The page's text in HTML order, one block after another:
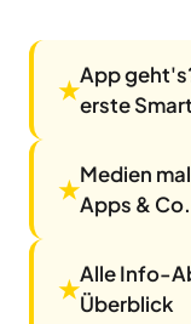
★App
erste
★Medien
Apps &
★Alle Info-
Überblick